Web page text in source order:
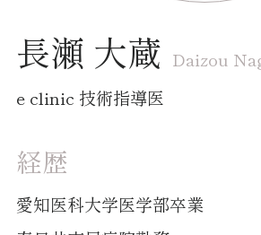
長瀬 大蔵 Daizou
e clinic 技術指導医
経歴
愛知医科大学医学部卒業